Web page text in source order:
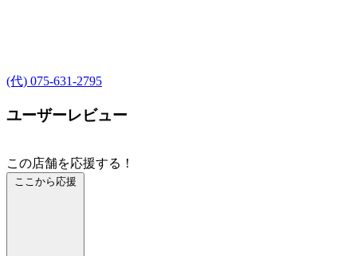
(代) 075-631-2795
ユーザーレビュー
この店舗を応援する！
ここから応援